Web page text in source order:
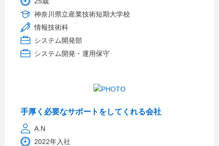
神奈川県立産業技術短期大学校
情報技術科
システム開発部
システム開発・運用保守
手厚く必要なサポートをしてくれる会社
A.N
2022年入社